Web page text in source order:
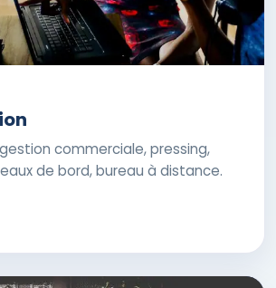
commerciale, pressing,
de bord, bureau à distance.